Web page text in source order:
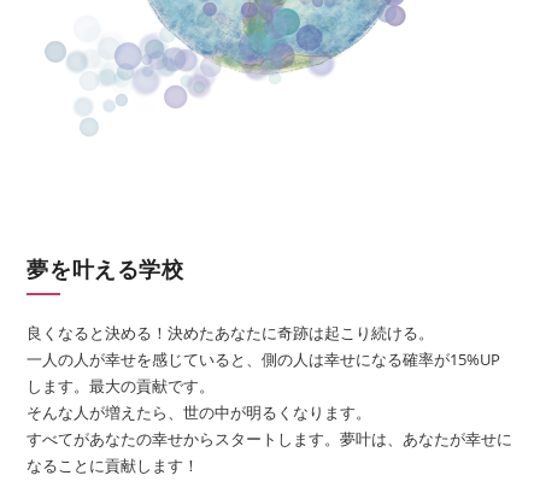
夢を叶える学校
良くなると決める！決めたあなたに奇跡は起こり続ける。
一人の人が幸せを感じていると、側の人は幸せになる確率が15%UP
します。最大の貢献です。
そんな人が増えたら、世の中が明るくなります。
すべてがあなたの幸せからスタートします。夢叶は、あなたが幸せに
なることに貢献します！